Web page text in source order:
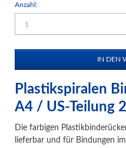
Anzahl:
Plastikspiralen
A4 / US-Teilung
Die farbigen
lieferbar und für Bindungen